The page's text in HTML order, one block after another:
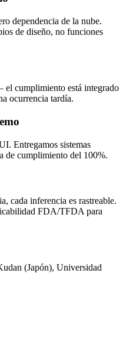
dependencia de la nube.
de diseño, no funciones
cumplimiento está integrado
ocurrencia tardía.
Entregamos sistemas
de cumplimiento del 100%.
cada inferencia es rastreable.
FDA/TFDA para
(Japón), Universidad